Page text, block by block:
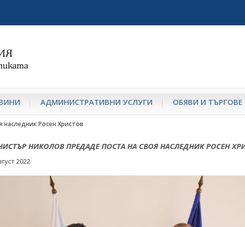
АДМИНИСТРАТИВНИ УСЛУГИ ОБЯВИ И ТЪРГОВЕ
Росен Христов
НИКОЛОВ ПРЕДАДЕ ПОСТА НА СВОЯ НАСЛЕДНИК РОСЕН
2022